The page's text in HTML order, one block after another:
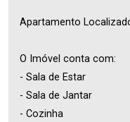
Apartamento
O Imóvel conta com:
- Sala de Estar
- Sala de Jantar
- Cozinha